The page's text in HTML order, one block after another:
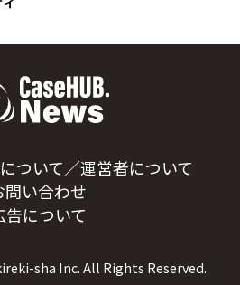
ついて／運営者について
問い合わせ
告について
sha Inc. All Rights Reserved.